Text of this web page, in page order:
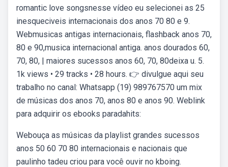
romantic love songsnesse vídeo eu selecionei as 25
inesqueciveis internacionais dos anos 70 80 e 9.
Webmusicas antigas internacionais, flashback anos 70,
80 e 90,musica internacional antiga. anos dourados 60,
70, 80, | maiores sucessos anos 60, 70, 80deixa u. 5.
1k views • 29 tracks • 28 hours. 👉 divulgue aqui seu
trabalho no canal: Whatsapp (19) 989767570 um mix
de músicas dos anos 70, anos 80 e anos 90. Weblink
para adquirir os ebooks paradahits:
Webouça as músicas da playlist grandes sucessos
anos 50 60 70 80 internacionais e nacionais que
paulinho tadeu criou para você ouvir no kboing.